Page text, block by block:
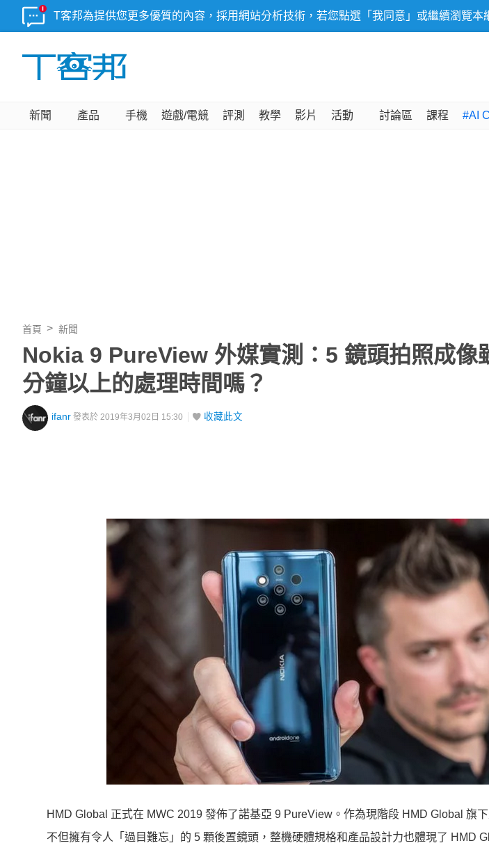
T客邦為提供您更多優質的內容，採用網站分析技術，若您點選「我同意」或繼續瀏覽本
新聞 產品 手機 遊戲/電競 評測 教學 影片 活動 討論區 課程 #AI
首頁 新聞
Nokia 9 PureView 外媒實測：5 鏡頭拍照成像
分鐘以上的處理時間嗎？
ifanr 發表於 2019年3月02日 15:30 收藏此文
HMD Global 正式在 MWC 2019 發佈了諾基亞 9 PureView。作為現階段 HMD Global 旗
不但擁有令人「過目難忘」的 5 顆後置鏡頭，整機硬體規格和產品設計力也體現了 HMD